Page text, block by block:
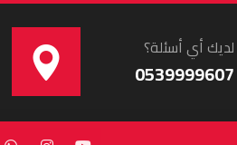
لديك أي أسئلة؟
0539999607